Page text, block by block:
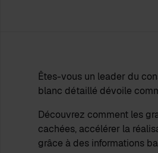
Êtes-vous un leader du
blanc détaillé dévoile
Découvrez comment les
cachées, accélérer la
grâce à des informations